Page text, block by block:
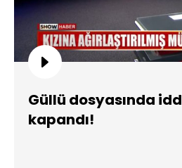
Güllü dosyasında
kapandı!